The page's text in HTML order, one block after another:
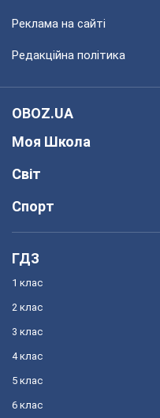
Реклама на сайті
Редакційна політика
OBOZ.UA
Моя Школа
Світ
Спорт
ГДЗ
1 клас
2 клас
3 клас
4 клас
5 клас
6 клас